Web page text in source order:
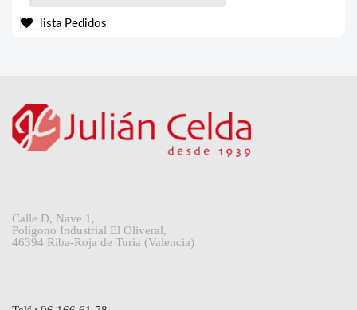
lista Pedidos
Calle D, Nave 1,
Polígono Industrial El Oliveral,
46394 Riba-Roja de Turia (Valencia)